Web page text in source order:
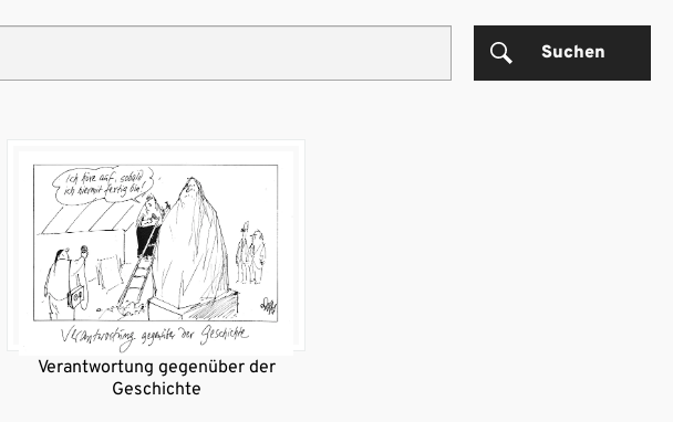
Suchen
Verantwortung gegenüber der
Geschichte